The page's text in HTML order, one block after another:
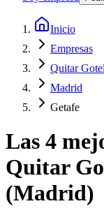
Inicio
Empresas
Quitar
Madrid
Getafe
Las 4
Quitar
(Madrid)